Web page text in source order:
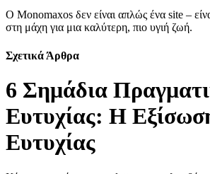
Ο Monomaxos δεν είναι απλώς ένα site –
στη μάχη για μια καλύτερη, πιο υγιή ζωή.
Σχετικά Άρθρα
6 Σημάδια
Ευτυχίας: Η
Ευτυχίας